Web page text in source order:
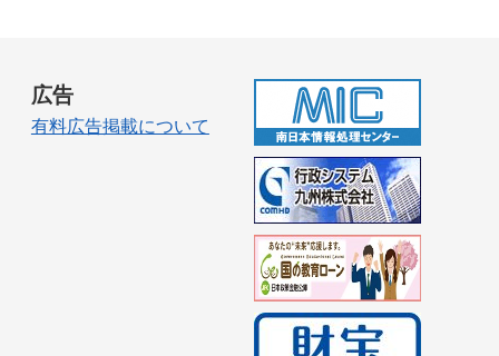
広告
有料広告掲載について